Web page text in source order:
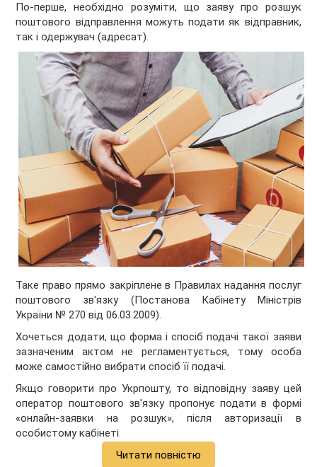
По-перше, необхідно розуміти, що заяву про розшук
поштового відправлення можуть подати як відправник,
так і одержувач (адресат).
Таке право прямо закріплене в Правилах надання послуг
поштового зв'язку (Постанова Кабінету Міністрів
України № 270 від 06.03.2009).
Хочеться додати, що форма і спосіб подачі такої заяви
зазначеним актом не регламентується, тому особа
може самостійно вибрати спосіб її подачі.
Якщо говорити про Укрпошту, то відповідну заяву цей
оператор поштового зв'язку пропонує подати в формі
«онлайн-заявки на розшук», після авторизації в
особистому кабінеті.
Читати повністю